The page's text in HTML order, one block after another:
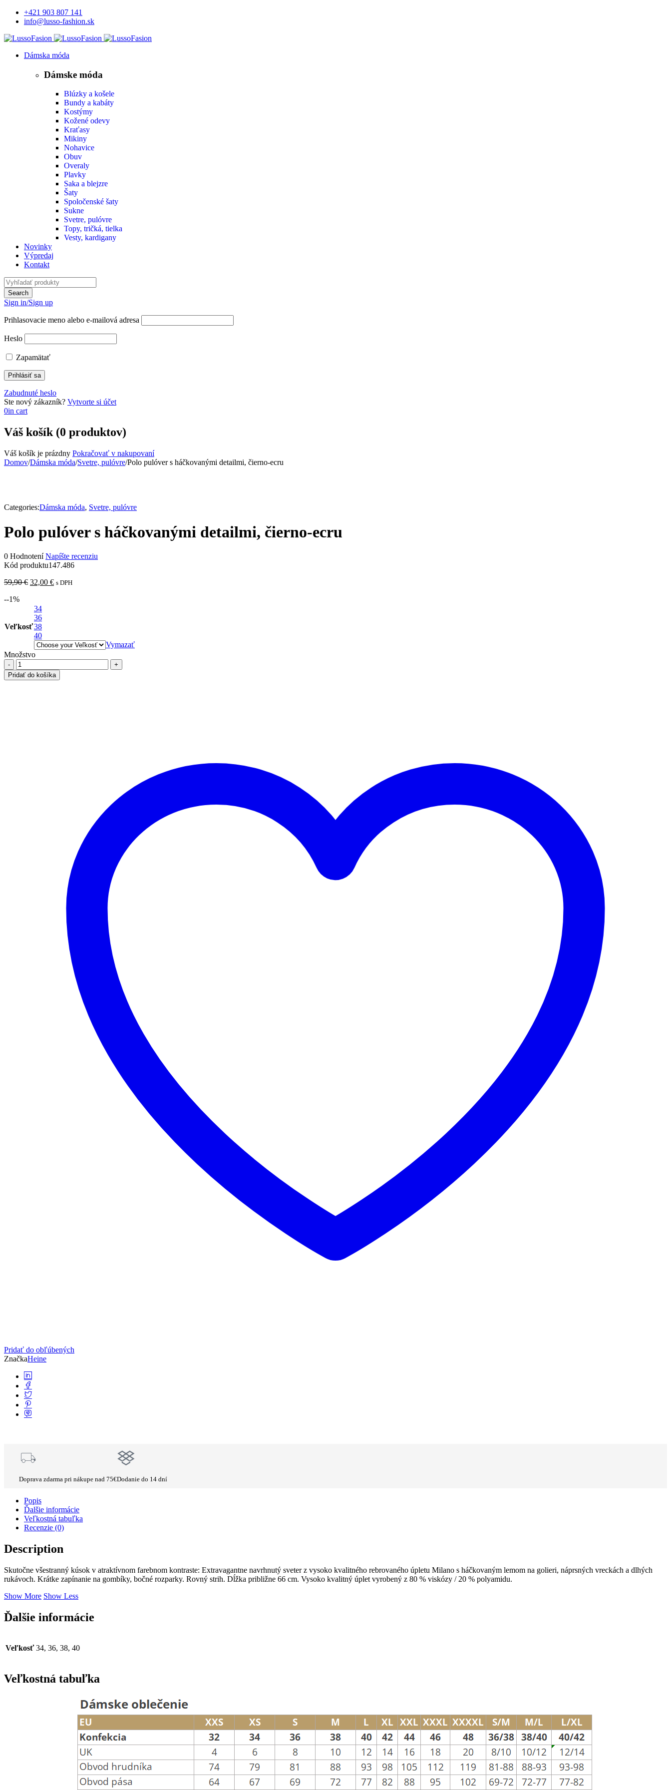
+421 903 807 141
info@lusso-fashion.sk
Dámska móda
Dámske móda
Blúzky a košele
Bundy a kabáty
Kostýmy
Kožené odevy
Kraťasy
Mikiny
Nohavice
Obuv
Overaly
Plavky
Saka a blejzre
Šaty
Spoločenské šaty
Sukne
Svetre, pulóvre
Topy, tričká, tielka
Vesty, kardigany
Novinky
Výpredaj
Kontakt
Sign in/Sign up
Prihlasovacie meno alebo e-mailová adresa
Heslo
Zapamätať
Zabudnuté heslo
Ste nový zákazník? Vytvorte si účet
0in cart
Váš košík (0 produktov)
Váš košík je prázdny Pokračovať v nakupovaní
Domov/Dámska móda/Svetre, pulóvre/Polo pulóver s háčkovanými detailmi, čierno-ecru
Categories:Dámska móda, Svetre, pulóvre
Polo pulóver s háčkovanými detailmi, čierno-ecru
0 Hodnotení Napíšte recenziu
Kód produktu147.486
59,90€ 32,00 € s DPH
--1%
Veľkosť
34
36
38
40
Vymazať
Množstvo
Pridať do košíka
Pridať do obľúbených
ZnačkaHeine
Doprava zdarma pri nákupe nad 75€Dodanie do 14 dní
Popis
Ďalšie informácie
Veľkostná tabuľka
Recenzie (0)
Description
Skutočne všestranný kúsok v atraktívnom farebnom kontraste: Extravagantne navrhnutý sveter z vysoko kvalitného rebrovaného úpletu Milano s háčkovaným lemom na golieri, náprsných vreckách a dlhých
rukávoch. Krátke zapínanie na gombíky, bočné rozparky. Rovný strih. Dĺžka približne 66 cm. Vysoko kvalitný úplet vyrobený z 80 % viskózy / 20 % polyamidu.
Show More Show Less
Ďalšie informácie
Veľkosť 34, 36, 38, 40
Veľkostná tabuľka